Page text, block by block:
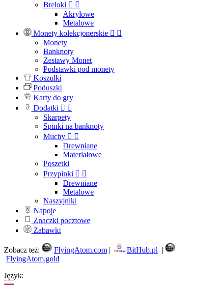
Breloki  
Akrylowe
Metalowe
Monety kolekcjonerskie  
Monety
Banknoty
Zestawy Monet
Podstawki pod monety
Koszulki
Poduszki
Karty do gry
Dodatki  
Skarpety
Spinki na banknoty
Muchy  
Drewniane
Materiałowe
Poszetki
Przypinki  
Drewniane
Metalowe
Naszyjniki
Napoje
Znaczki pocztowe
Zabawki
Zobacz też: FlyingAtom.com | BitHub.pl |
FlyingAtom.gold
Język: